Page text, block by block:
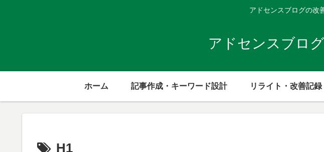
アドセンスブログの改
アドセンスブロ
ホーム 記事作成・キーワード設計 リライト・改善記録
H1